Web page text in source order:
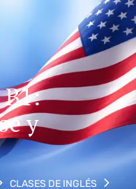
B1:
y
CLASES DE INGLÉS